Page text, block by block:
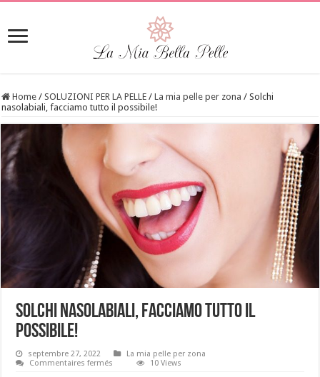
Home / SOLUZIONI PER LA PELLE / La mia pelle per zona / Solchi
nasolabiali, facciamo tutto il possibile!
Solchi nasolabiali, facciamo tutto il
possibile!
septembre 27, 2022
La mia pelle per zona
Commentaires fermés
10 Views